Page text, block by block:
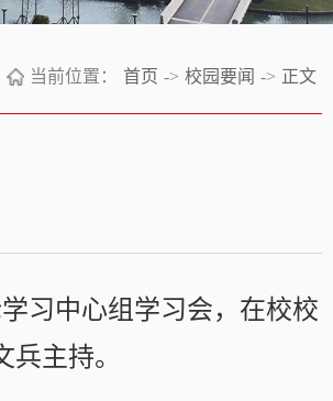
当前位置： 首页 -> 校园要闻 -> 正文
习中心组学习会，在校校
主持。